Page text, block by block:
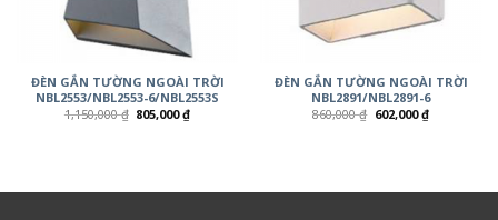
ĐÈN GẮN TƯỜNG NGOÀI TRỜI
NBL2553/NBL2553-6/NBL2553S
1,150,000₫ 805,000₫
ĐÈN GẮN TƯỜNG NGOÀI TRỜI
NBL2891/NBL2891-6
860,000₫ 602,000₫